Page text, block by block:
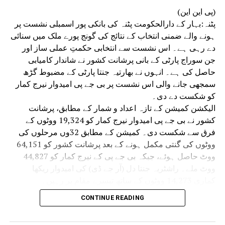
(پی این این)
پٹنہ:بہار کے دارالحکومت پٹنہ کی بانکی پور اسمبلی نشست پر
ہونے والے ضمنی انتخاب کے نتائج کی گونج پورے ملک میں سنائی
دے رہی ہے۔ اس نشست سے انتخابی حکمتِ عملی ساز اور
جن سوراج پارٹی کے بانی پرشانت کشور نے شاندار کامیابی
حاصل کی ہے۔ انہوں نے بھارتیہ جنتا پارٹی کے مضبوط گڑھ
سمجھی جانے والی اس نشست پر بی جے پی امیدوار نیرج کمار
کو شکست دے دی۔
الیکشن کمیشن کے تازہ اعداد و شمار کے مطابق، پرشانت
کشور نے بی جے پی امیدوار نیرج کمار کو 19,324 ووٹوں کے
فرق سے شکست دی۔ کمیشن کے مطابق 32وں مرحلوں کی
ووٹوں کی گنتی مکمل ہونے کے بعد پرشانت کشور کو 64,151
ووٹ حاصل ہوئے، جبکہ بی جے پی کے نیرج کمار کو 44,827
بھارتیہ جنتا پارٹی کے صدر نتن نوین کے مضبوط سیاسی گڑھ
بانکی پور میں جن سوراج پارٹی کے بانی پرشانت کشور نے بی
CONTINUE READING